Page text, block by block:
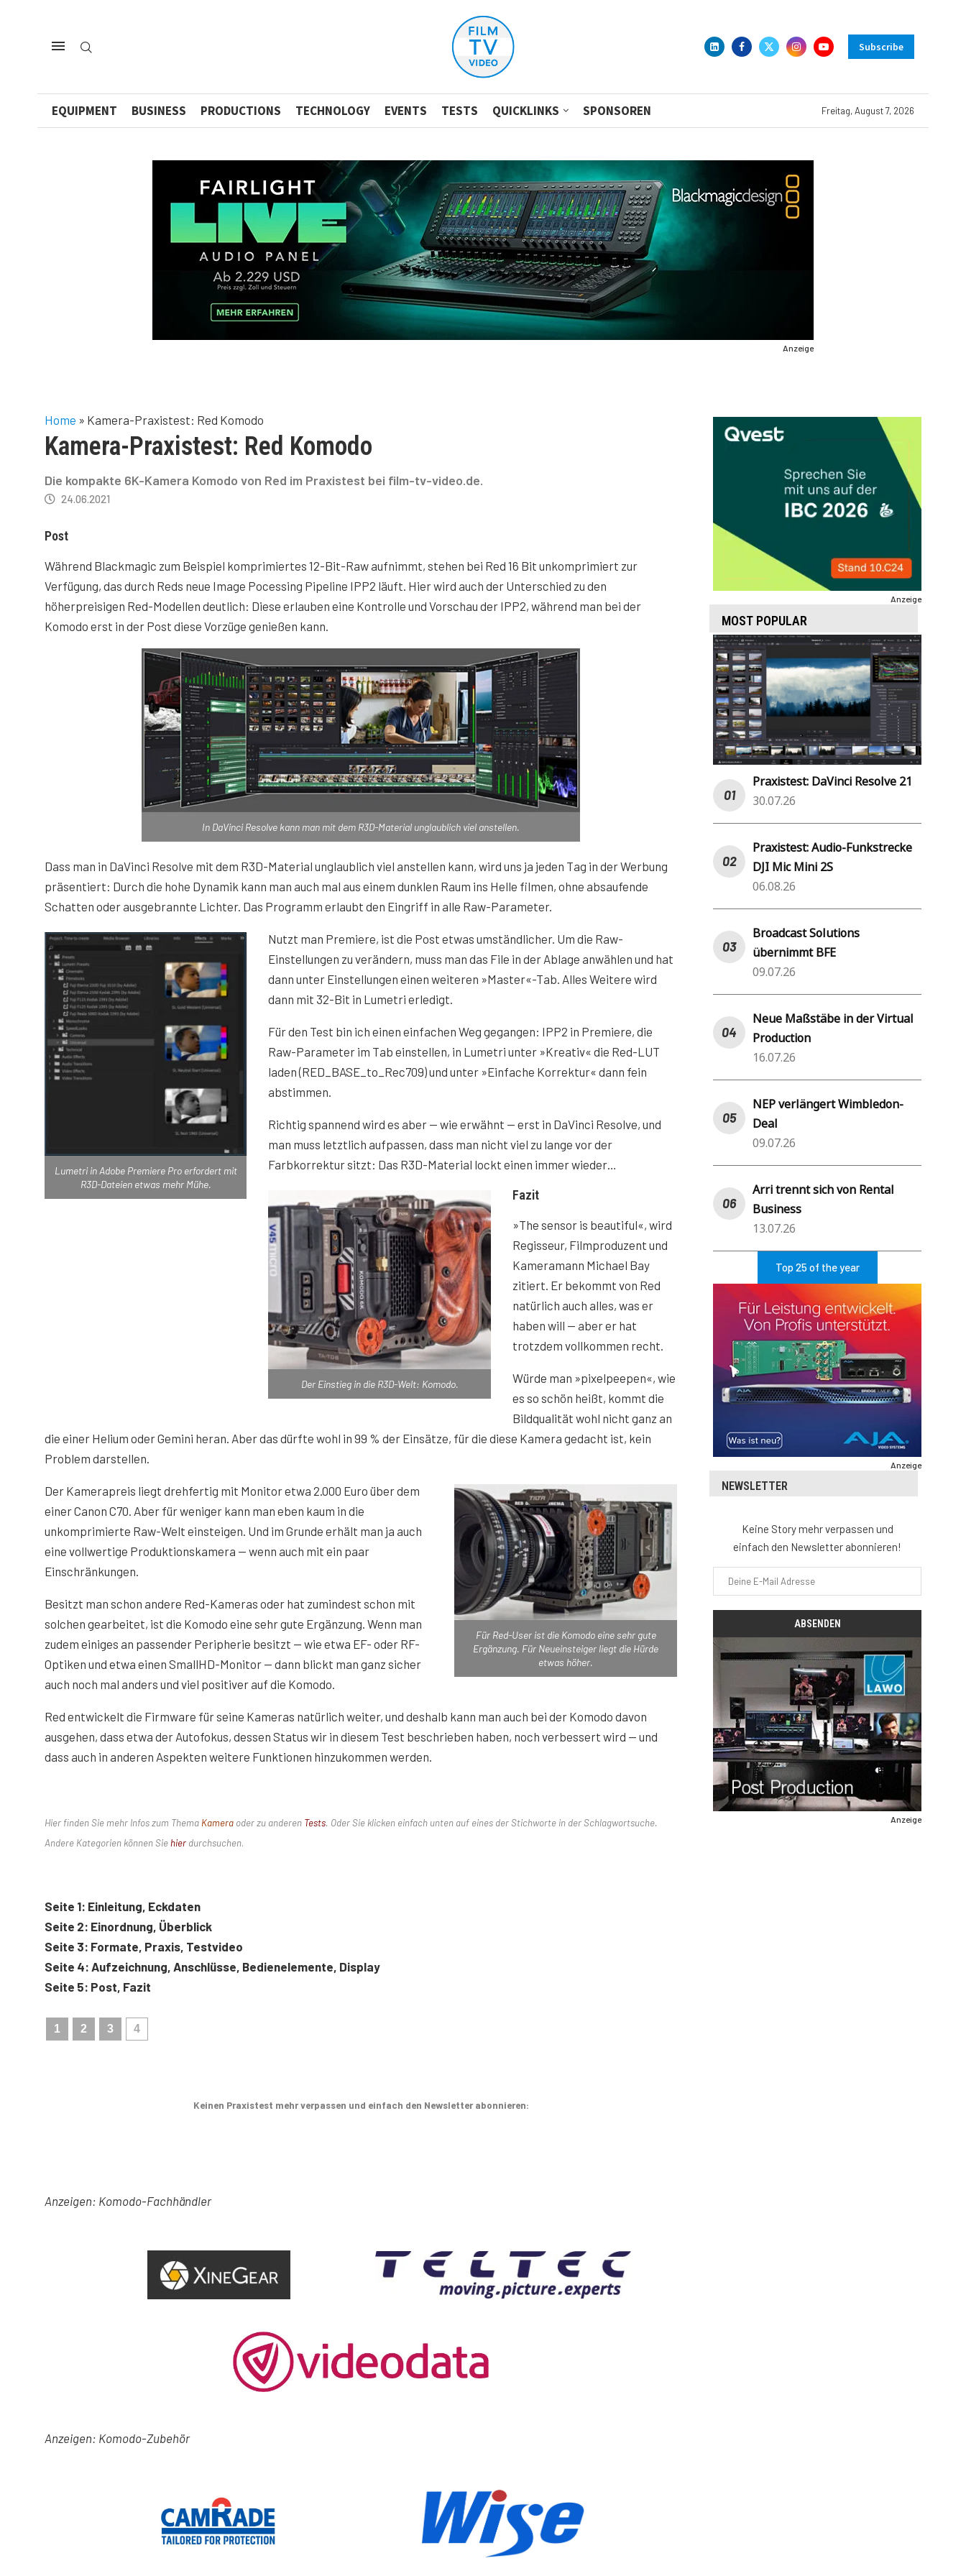
Subscribe
EQUIPMENT BUSINESS PRODUCTIONS TECHNOLOGY EVENTS TESTS QUICKLINKS SPONSOREN Freitag, August 7, 2026
Anzeige
Home » Kamera-Praxistest: Red Komodo
Kamera-Praxistest: Red Komodo
Die kompakte 6K-Kamera Komodo von Red im Praxistest bei film-tv-video.de.
24.06.2021
Post
Während Blackmagic zum Beispiel komprimiertes 12-Bit-Raw aufnimmt, stehen bei Red 16 Bit unkomprimiert zur
Verfügung, das durch Reds neue Image Pocessing Pipeline IPP2 läuft. Hier wird auch der Unterschied zu den
höherpreisigen Red-Modellen deutlich: Diese erlauben eine Kontrolle und Vorschau der IPP2, während man bei der
Komodo erst in der Post diese Vorzüge genießen kann.
In DaVinci Resolve kann man mit dem R3D-Material unglaublich viel anstellen.
Dass man in DaVinci Resolve mit dem R3D-Material unglaublich viel anstellen kann, wird uns ja jeden Tag in der Werbung
präsentiert: Durch die hohe Dynamik kann man auch mal aus einem dunklen Raum ins Helle filmen, ohne absaufende
Schatten oder ausgebrannte Lichter. Das Programm erlaubt den Eingriff in alle Raw-Parameter.
Lumetri in Adobe Premiere Pro erfordert mit
R3D-Dateien etwas mehr Mühe.
Nutzt man Premiere, ist die Post etwas umständlicher. Um die Raw-
Einstellungen zu verändern, muss man das File in der Ablage anwählen und hat
dann unter Einstellungen einen weiteren »Master«-Tab. Alles Weitere wird
dann mit 32-Bit in Lumetri erledigt.
Für den Test bin ich einen einfachen Weg gegangen: IPP2 in Premiere, die
Raw-Parameter im Tab einstellen, in Lumetri unter »Kreativ« die Red-LUT
laden (RED_BASE_to_Rec709) und unter »Einfache Korrektur« dann fein
abstimmen.
Richtig spannend wird es aber — wie erwähnt — erst in DaVinci Resolve, und
man muss letztlich aufpassen, dass man nicht viel zu lange vor der
Farbkorrektur sitzt: Das R3D-Material lockt einen immer wieder…
Der Einstieg in die R3D-Welt: Komodo.
Fazit
»The sensor is beautiful«, wird
Regisseur, Filmproduzent und
Kameramann Michael Bay
zitiert. Er bekommt von Red
natürlich auch alles, was er
haben will — aber er hat
trotzdem vollkommen recht.
Würde man »pixelpeepen«, wie
es so schön heißt, kommt die
Bildqualität wohl nicht ganz an
die einer Helium oder Gemini heran. Aber das dürfte wohl in 99 % der Einsätze, für die diese Kamera gedacht ist, kein
Problem darstellen.
Für Red-User ist die Komodo eine sehr gute
Ergänzung. Für Neueinsteiger liegt die Hürde
etwas höher.
Der Kamerapreis liegt drehfertig mit Monitor etwa 2.000 Euro über dem
einer Canon C70. Aber für weniger kann man eben kaum in die
unkomprimierte Raw-Welt einsteigen. Und im Grunde erhält man ja auch
eine vollwertige Produktionskamera — wenn auch mit ein paar
Einschränkungen.
Besitzt man schon andere Red-Kameras oder hat zumindest schon mit
solchen gearbeitet, ist die Komodo eine sehr gute Ergänzung. Wenn man
zudem einiges an passender Peripherie besitzt — wie etwa EF- oder RF-
Optiken und etwa einen SmallHD-Monitor — dann blickt man ganz sicher
auch noch mal anders und viel positiver auf die Komodo.
Red entwickelt die Firmware für seine Kameras natürlich weiter, und deshalb kann man auch bei der Komodo davon
ausgehen, dass etwa der Autofokus, dessen Status wir in diesem Test beschrieben haben, noch verbessert wird — und
dass auch in anderen Aspekten weitere Funktionen hinzukommen werden.
Hier finden Sie mehr Infos zum Thema Kamera oder zu anderen Tests. Oder Sie klicken einfach unten auf eines der Stichworte in der Schlagwortsuche.
Andere Kategorien können Sie hier durchsuchen.
Seite 1: Einleitung, Eckdaten
Seite 2: Einordnung, Überblick
Seite 3: Formate, Praxis, Testvideo
Seite 4: Aufzeichnung, Anschlüsse, Bedienelemente, Display
Seite 5: Post, Fazit
1 2 3 4
Keinen Praxistest mehr verpassen und einfach den Newsletter abonnieren:
Anzeigen: Komodo-Fachhändler
Anzeigen: Komodo-Zubehör
Anzeige
MOST POPULAR
Praxistest: DaVinci Resolve 21
30.07.26
Praxistest: Audio-Funkstrecke
DJI Mic Mini 2S
06.08.26
Broadcast Solutions
übernimmt BFE
09.07.26
Neue Maßstäbe in der Virtual
Production
16.07.26
NEP verlängert Wimbledon-
Deal
09.07.26
Arri trennt sich von Rental
Business
13.07.26
Top 25 of the year
Anzeige
NEWSLETTER
Keine Story mehr verpassen und
einfach den Newsletter abonnieren!
Anzeige